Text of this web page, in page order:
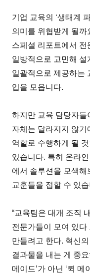
기업 교육의 ‘생태계
의미를 위협받게 될까
스페셜 리포트에서
일방적으로 고민해 설
일괄적으로 제공하는
입을 모읍니다.
하지만 교육 담당자들
자체는 달라지지 않
역할로 수행하게 될
있습니다. 특히 온라
에서 솔루션을 모색해
교훈들을 접할 수 있
“교육팀은 대개 조직
전문가들이 모여 있
만들려고 한다. 혁신
결과물을 내는 게 중
메이드’가 아닌 ‘퀵 메